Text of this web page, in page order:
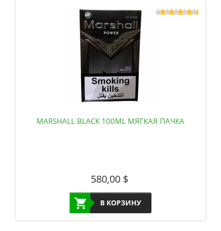
MARSHALL BLACK 100ML МЯГКАЯ ПАЧКА
580,00$
В КОРЗИНУ